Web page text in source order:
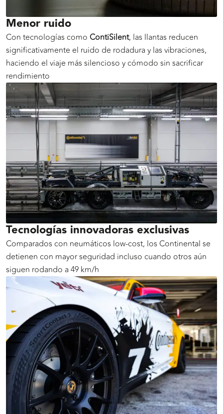
Menor ruido
Con tecnologías como ContiSilent, las llantas reducen
significativamente el ruido de rodadura y las vibraciones,
haciendo el viaje más silencioso y cómodo sin sacrificar
rendimiento
Tecnologías innovadoras exclusivas
Comparados con neumáticos low-cost, los Continental se
detienen con mayor seguridad incluso cuando otros aún
siguen rodando a 49 km/h